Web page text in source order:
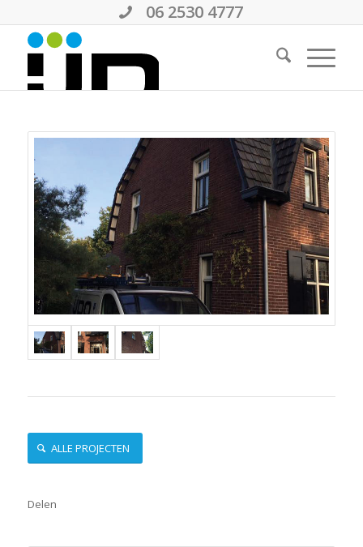
06 2530 4777
ALLE PROJECTEN
Delen